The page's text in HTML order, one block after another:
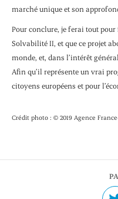
marché unique et son
Pour conclure, je ferai tout
Solvabilité II, et que ce projet
monde, et, dans l’intérêt
Afin qu’il représente un vrai
citoyens européens et pour
Crédit photo : © 2019 Agence